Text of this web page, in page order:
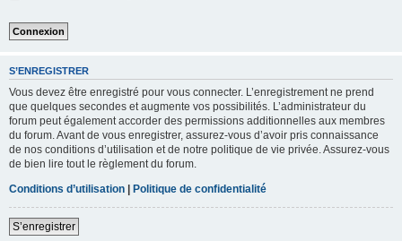
S’ENREGISTRER
Vous devez être enregistré pour vous connecter. L’enregistrement ne prend
que quelques secondes et augmente vos possibilités. L’administrateur du
forum peut également accorder des permissions additionnelles aux membres
du forum. Avant de vous enregistrer, assurez-vous d’avoir pris connaissance
de nos conditions d’utilisation et de notre politique de vie privée. Assurez-vous
de bien lire tout le règlement du forum.
Conditions d’utilisation | Politique de confidentialité
S’enregistrer